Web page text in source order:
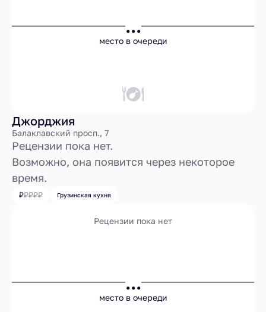
...
место в очереди
Джорджия
Балаклавский просп., 7
Рецензии пока нет.
Возможно, она появится через некоторое
время.
Грузинская кухня
Рецензии пока нет
...
место в очереди